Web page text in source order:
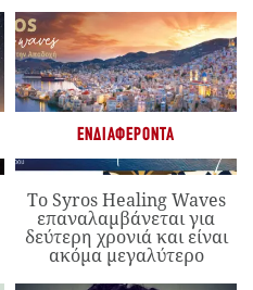
ΕΝΔΙΑΦΈΡΟΝΤΑ
Το Syros Healing Waves
επαναλαμβάνεται για
δεύτερη χρονιά και είναι
ακόμα μεγαλύτερο